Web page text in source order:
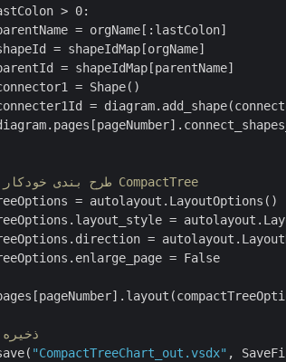
> 0:
= orgName[:lastColon]
= shapeIdMap[orgName]
= shapeIdMap[parentName]
= Shape()
=
# طرح بندی خودکار نمودار CompactTree
= autolayout.LayoutOptions()
=
=
= False
#
"CompactTreeChart_out.vsdx"